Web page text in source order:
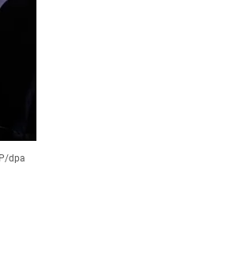
dpa